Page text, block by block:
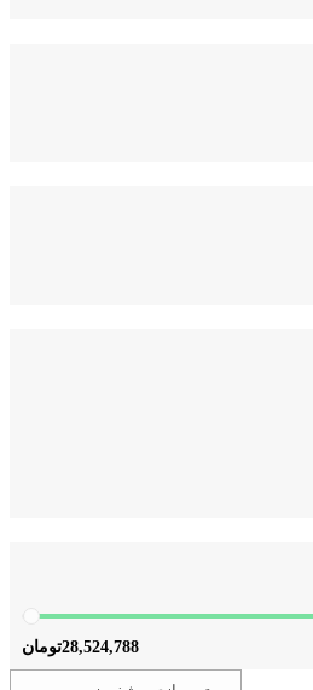
28,524,788تومان